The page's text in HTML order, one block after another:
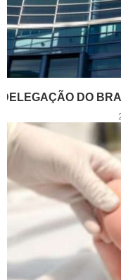
DELEGAÇÃO DO